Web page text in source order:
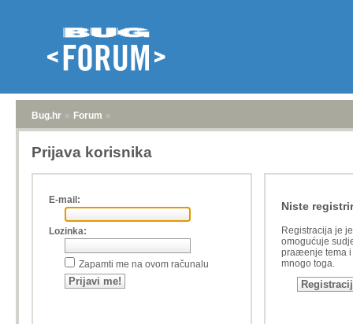
Bug.hr » Forum »
Prijava korisnika
E-mail:
Lozinka:
Zapamti me na ovom računalu
Niste
Registracija je
omogućuje
praæenje tema i
mnogo toga.